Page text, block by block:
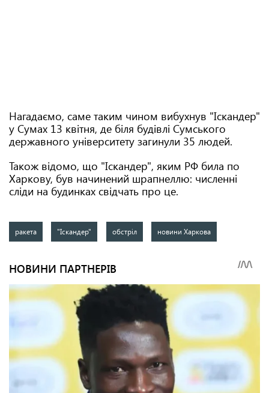
Нагадаємо, саме таким чином вибухнув "Іскандер"
у Сумах 13 квітня, де біля будівлі Сумського
державного університету загинули 35 людей.
Також відомо, що "Іскандер", яким РФ била по
Харкову, був начинений шрапнеллю: численні
сліди на будинках свідчать про це.
ракета "Іскандер" обстріл новини Харкова